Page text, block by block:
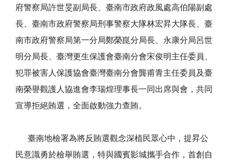
府警察局許世旻副局長、臺南市政府政風處高伯陽副處
長、臺南市政府警察局刑事警察大隊林宏昇大隊長、臺
南市政府警察局第一分局鄭榮崑分局長、永康分局呂世
明分局長、臺灣更生保護會臺南分會宋俊明主任委員、
犯罪被害人保護協會臺灣臺南分會龔甫青主任委員及臺
南榮譽觀護人協進會李瑞煌理事長一同出席與會，共同
宣導拒絕賄選，全面啟動強力查賄。
臺南地檢署為將反賄選觀念深植民眾心中，提昇公
民意識勇於檢舉賄選，特與國賓影城攜手合作，首創自